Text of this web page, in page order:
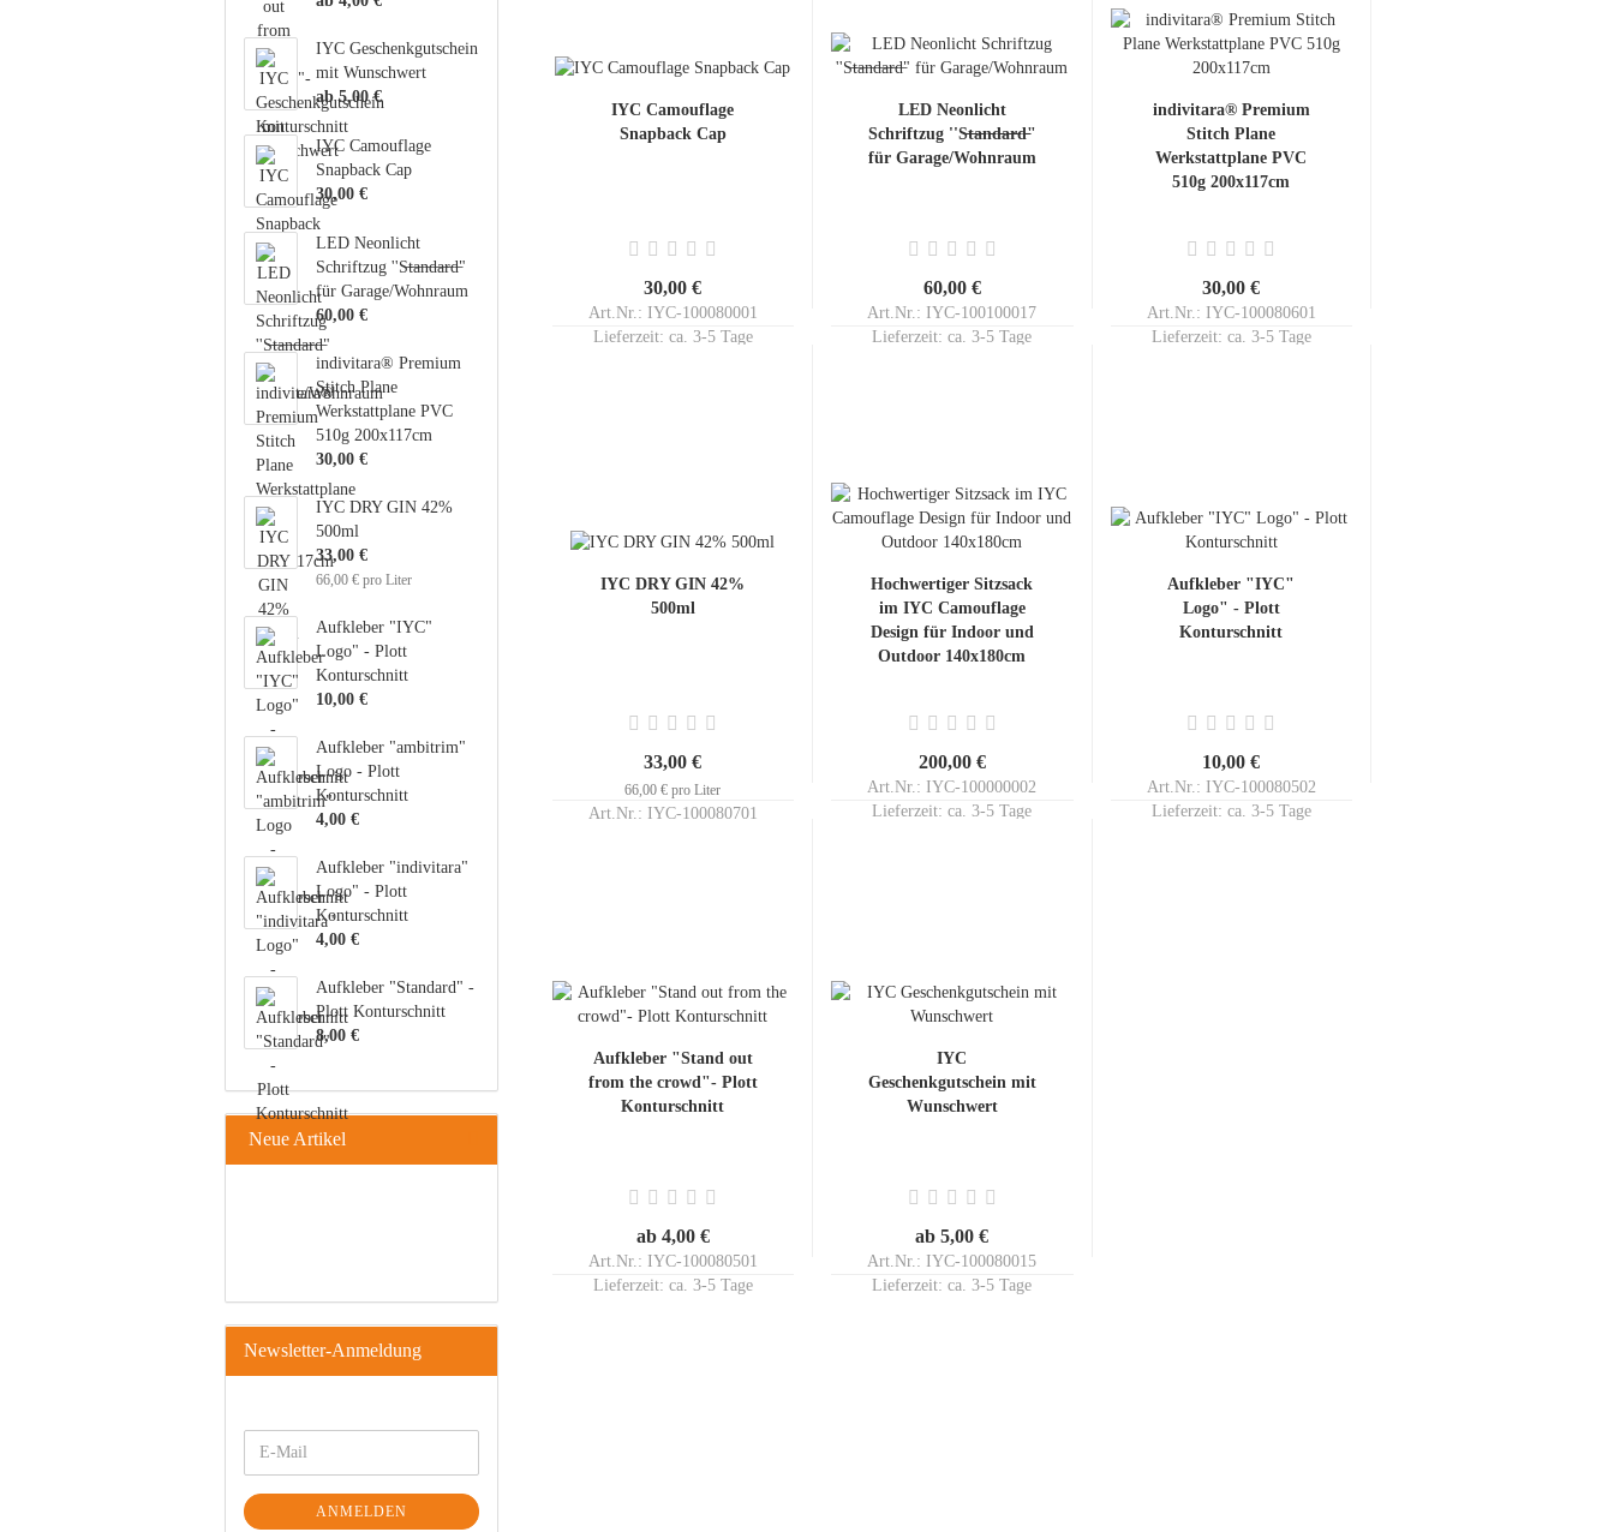
IYC Camouflage
Snapback Cap
30,00 €
Art.Nr.: IYC-100080001
Lieferzeit: ca. 3-5 Tage
LED Neonlicht
Schriftzug ''S̶t̶a̶n̶d̶a̶r̶d̶"
für Garage/Wohnraum
60,00 €
Art.Nr.: IYC-100100017
Lieferzeit:ca. 3-5 Tage
indivitara® Premium
Stitch Plane
Werkstattplane PVC
510g 200x117cm
30,00 €
Art.Nr.: IYC-100080601
Lieferzeit: ca. 3-5 Tage
IYC DRY GIN 42%
500ml
33,00 €
66,00 € pro Liter
Art.Nr.: IYC-100080701
Hochwertiger Sitzsack
im IYC Camouflage
Design für Indoor und
Outdoor 140x180cm
200,00 €
Art.Nr.: IYC-100000002
Lieferzeit:ca. 3-5 Tage
Aufkleber "IYC"
Logo" - Plott
Konturschnitt
10,00 €
Art.Nr.: IYC-100080502
Lieferzeit: ca. 3-5 Tage
Aufkleber "Stand out
from the crowd"- Plott
Konturschnitt
ab 4,00 €
Art.Nr.: IYC-100080501
Lieferzeit: ca. 3-5 Tage
IYC
Geschenkgutschein mit
Wunschwert
ab 5,00 €
Art.Nr.: IYC-100080015
Lieferzeit:ca. 3-5 Tage
IYC Geschenkgutschein
mit Wunschwert
ab 5,00 €
IYC Camouflage
Snapback Cap
30,00 €
LED Neonlicht
Schriftzug ''S̶t̶a̶n̶d̶a̶r̶d̶"
für Garage/Wohnraum
60,00 €
indivitara® Premium
Stitch Plane
Werkstattplane PVC
510g 200x117cm
30,00 €
IYC DRY GIN 42%
500ml
33,00 €
66,00 € pro Liter
Aufkleber "IYC"
Logo" - Plott
Konturschnitt
10,00 €
Aufkleber "ambitrim"
Logo - Plott
Konturschnitt
4,00 €
Aufkleber "indivitara"
Logo" - Plott
Konturschnitt
4,00 €
Aufkleber "Standard" -
Plott Konturschnitt
8,00 €
Neue Artikel
Newsletter-Anmeldung
ANMELDEN